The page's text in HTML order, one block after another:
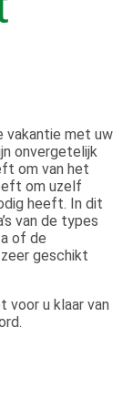
vakantie met uw
onvergetelijk
om van het
om uzelf
heeft. In dit
van de types
of de
geschikt
voor u klaar van